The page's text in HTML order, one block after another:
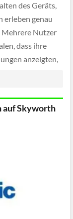
des Geräts,
erleben genau
Mehrere Nutzer
dass ihre
anzeigten,
zwischen TV-
auf Skyworth